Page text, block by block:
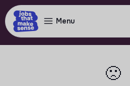
Menu
🙁